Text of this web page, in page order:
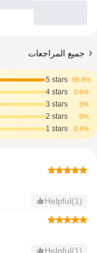
جميع المراجعات
5 stars 98.8%
4 stars 0.6%
3 stars 0%
2 stars 0%
1 stars 0.6%
Helpful(1)
Helpful(1)